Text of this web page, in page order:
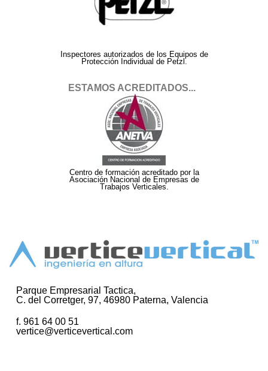
Inspectores autorizados de los Equipos de
Protección Individual de Petzl.
ESTAMOS ACREDITADOS...
Centro de formación acreditado por la
Asociación Nacional de Empresas de
Trabajos Verticales.
Parque Empresarial Tactica,
C. del Corretger, 97, 46980 Paterna, Valencia
f. 961 64 00 51
vertice@verticevertical.com